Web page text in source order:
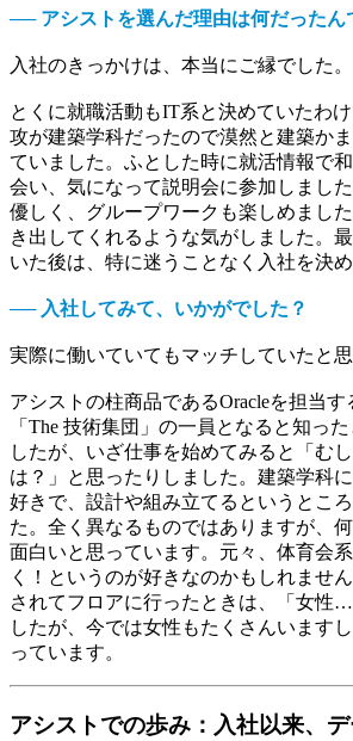
── アシストを選んだ理由は何だったん
入社のきっかけは、本当にご縁でした。
とくに就職活動もIT系と決めていたわ
攻が建築学科だったので漠然と建築か
ていました。ふとした時に就活情報で
会い、気になって説明会に参加しまし
優しく、グループワークも楽しめまし
き出してくれるような気がしました。
いた後は、特に迷うことなく入社を決め
── 入社してみて、いかがでした？
実際に働いていてもマッチしていたと思
アシストの柱商品であるOracleを担当す
「The 技術集団」の一員となると知っ
したが、いざ仕事を始めてみると「む
は？」と思ったりしました。建築学科
好きで、設計や組み立てるというとこ
た。全く異なるものではありますが、
面白いと思っています。元々、体育会
く！というのが好きなのかもしれませ
されてフロアに行ったときは、「女性
したが、今では女性もたくさんいます
っています。
アシストでの歩み：入社以来、